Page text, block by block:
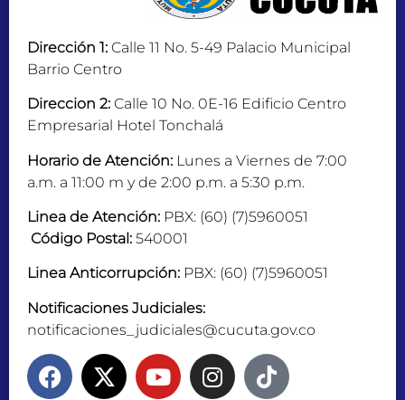
Dirección 1: Calle 11 No. 5-49 Palacio Municipal
Barrio Centro
Direccion 2: Calle 10 No. 0E-16 Edificio Centro
Empresarial Hotel Tonchalá
Horario de Atención: Lunes a Viernes de 7:00
a.m. a 11:00 m y de 2:00 p.m. a 5:30 p.m.
Linea de Atención: PBX: (60) (7)5960051
Código Postal: 540001
Linea Anticorrupción: PBX: (60) (7)5960051
Notificaciones Judiciales:
notificaciones_judiciales@cucuta.gov.co